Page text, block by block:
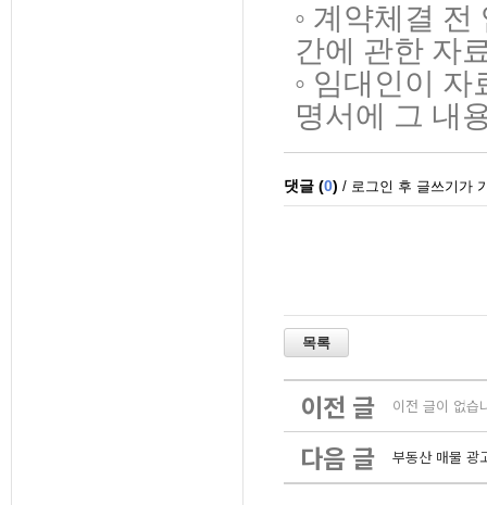
◦ 계약체결
간에 관한 자
◦ 임대인이
명서에 그 내
이전 글 이전 글이 없습
다음 글 부동산 매물 광